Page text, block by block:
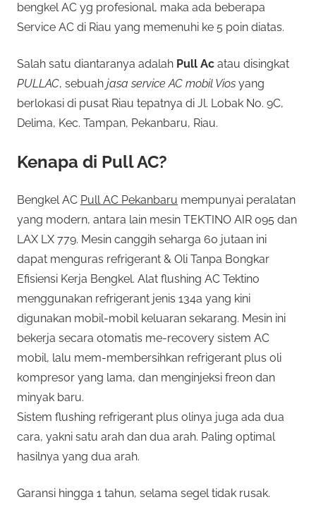
bengkel AC yg profesional, maka ada beberapa
Service AC di Riau yang memenuhi ke 5 poin diatas.
Salah satu diantaranya adalah Pull Ac atau disingkat
PULLAC, sebuah jasa service AC mobil Vios yang
berlokasi di pusat Riau tepatnya di Jl. Lobak No. 9C,
Delima, Kec. Tampan, Pekanbaru, Riau.
Kenapa di Pull AC?
Bengkel AC Pull AC Pekanbaru mempunyai peralatan
yang modern, antara lain mesin TEKTINO AIR 095 dan
LAX LX 779. Mesin canggih seharga 60 jutaan ini
dapat menguras refrigerant & Oli Tanpa Bongkar
Efisiensi Kerja Bengkel. Alat flushing AC Tektino
menggunakan refrigerant jenis 134a yang kini
digunakan mobil-mobil keluaran sekarang. Mesin ini
bekerja secara otomatis me-recovery sistem AC
mobil, lalu mem-membersihkan refrigerant plus oli
kompresor yang lama, dan menginjeksi freon dan
minyak baru.
Sistem flushing refrigerant plus olinya juga ada dua
cara, yakni satu arah dan dua arah. Paling optimal
hasilnya yang dua arah.
Garansi hingga 1 tahun, selama segel tidak rusak.